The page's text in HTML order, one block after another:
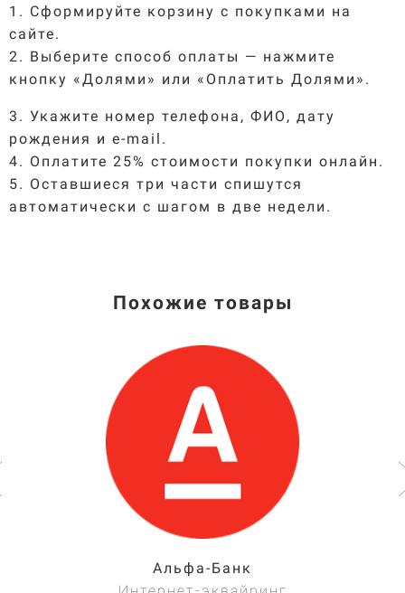
1. Сформируйте корзину с покупками на
сайте.
2. Выберите способ оплаты — нажмите
кнопку «Долями» или «Оплатить Долями».
3. Укажите номер телефона, ФИО, дату
рождения и e-mail.
4. Оплатите 25% стоимости покупки онлайн.
5. Оставшиеся три части спишутся
автоматически с шагом в две недели.
Похожие товары
Альфа-Банк